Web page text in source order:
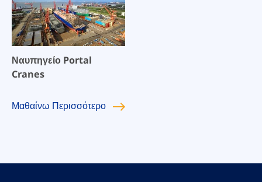
Ναυπηγείο Portal
Cranes
Μαθαίνω Περισσότερο